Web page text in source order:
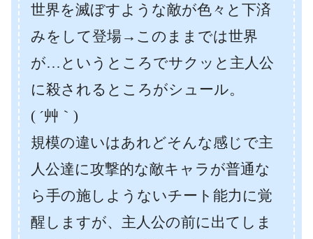
世界を滅ぼすような敵が色々と下済
みをして登場→このままでは世界
が…というところでサクッと主人公
に殺されるところがシュール。
( ´艸｀)
規模の違いはあれどそんな感じで主
人公達に攻撃的な敵キャラが普通な
ら手の施しようないチート能力に覚
醒しますが、主人公の前に出てしま